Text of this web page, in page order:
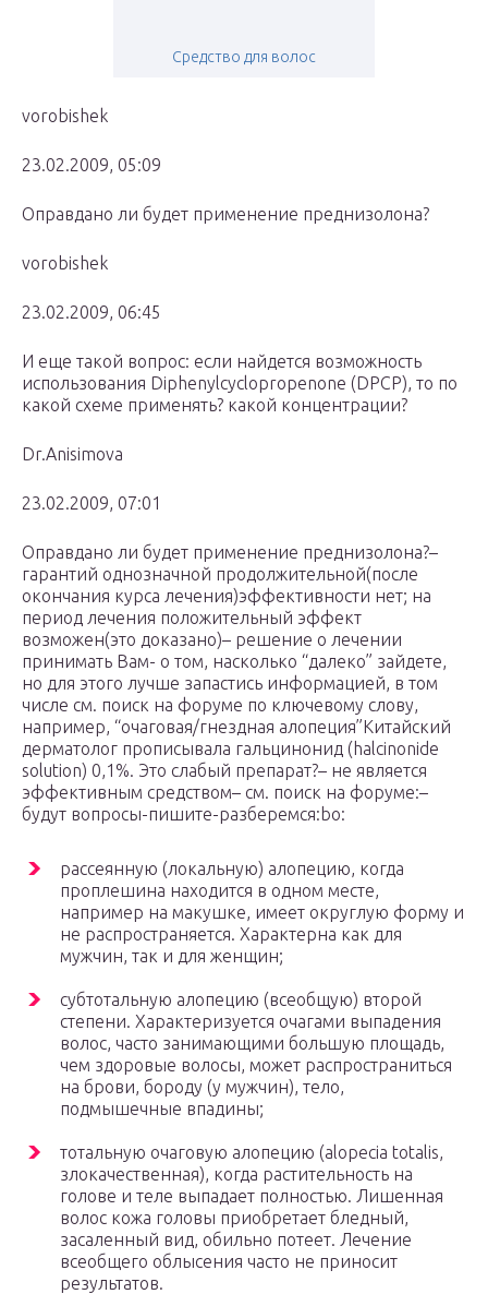
Средство для волос
vorobishek
23.02.2009, 05:09
Оправдано ли будет применение преднизолона?
vorobishek
23.02.2009, 06:45
И еще такой вопрос: если найдется возможность
использования Diphenylcyclopropenone (DPCP), то по
какой схеме применять? какой концентрации?
Dr.Anisimova
23.02.2009, 07:01
Оправдано ли будет применение преднизолона?–
гарантий однозначной продолжительной(после
окончания курса лечения)эффективности нет; на
период лечения положительный эффект
возможен(это доказано)– решение о лечении
принимать Вам- о том, насколько “далеко” зайдете,
но для этого лучше запастись информацией, в том
числе см. поиск на форуме по ключевому слову,
например, “очаговая/гнездная алопеция”Китайский
дерматолог прописывала гальцинонид (halcinonide
solution) 0,1%. Это слабый препарат?– не является
эффективным средством– см. поиск на форуме:–
будут вопросы-пишите-разберемся:bo:
рассеянную (локальную) алопецию, когда
проплешина находится в одном месте,
например на макушке, имеет округлую форму и
не распространяется. Характерна как для
мужчин, так и для женщин;
субтотальную алопецию (всеобщую) второй
степени. Характеризуется очагами выпадения
волос, часто занимающими большую площадь,
чем здоровые волосы, может распространиться
на брови, бороду (у мужчин), тело,
подмышечные впадины;
тотальную очаговую алопецию (alopecia totalis,
злокачественная), когда растительность на
голове и теле выпадает полностью. Лишенная
волос кожа головы приобретает бледный,
засаленный вид, обильно потеет. Лечение
всеобщего облысения часто не приносит
результатов.